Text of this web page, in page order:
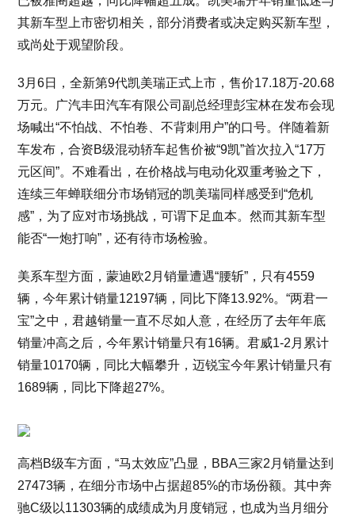
其新车型上市密切相关，部分消费者或决定购买新车型，
或尚处于观望阶段。
3月6日，全新第9代凯美瑞正式上市，售价17.18万-20.68
万元。广汽丰田汽车有限公司副总经理彭宝林在发布会现
场喊出“不怕战、不怕卷、不背刺用户”的口号。伴随着新
车发布，合资B级混动轿车起售价被“9凯”首次拉入“17万
元区间”。不难看出，在价格战与电动化双重考验之下，
连续三年蝉联细分市场销冠的凯美瑞同样感受到“危机
感”，为了应对市场挑战，可谓下足血本。然而其新车型
能否“一炮打响”，还有待市场检验。
美系车型方面，蒙迪欧2月销量遭遇“腰斩”，只有4559
辆，今年累计销量12197辆，同比下降13.92%。“两君一
宝”之中，君越销量一直不尽如人意，在经历了去年年底
销量冲高之后，今年累计销量只有16辆。君威1-2月累计
销量10170辆，同比大幅攀升，迈锐宝今年累计销量只有
1689辆，同比下降超27%。
高档B级车方面，“马太效应”凸显，BBA三家2月销量达到
27473辆，在细分市场中占据超85%的市场份额。其中奔
驰C级以11303辆的成绩成为月度销冠，也成为当月细分